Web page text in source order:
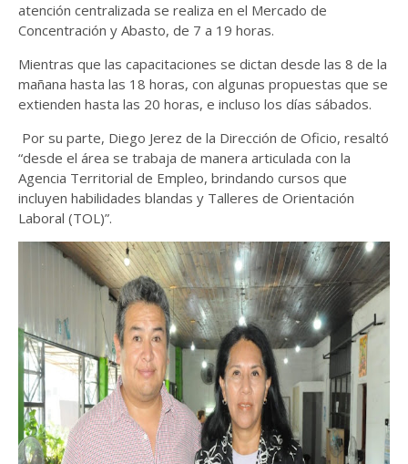
atención centralizada se realiza en el Mercado de
Concentración y Abasto, de 7 a 19 horas.
Mientras que las capacitaciones se dictan desde las 8 de la
mañana hasta las 18 horas, con algunas propuestas que se
extienden hasta las 20 horas, e incluso los días sábados.
Por su parte, Diego Jerez de la Dirección de Oficio, resaltó
“desde el área se trabaja de manera articulada con la
Agencia Territorial de Empleo, brindando cursos que
incluyen habilidades blandas y Talleres de Orientación
Laboral (TOL)”.